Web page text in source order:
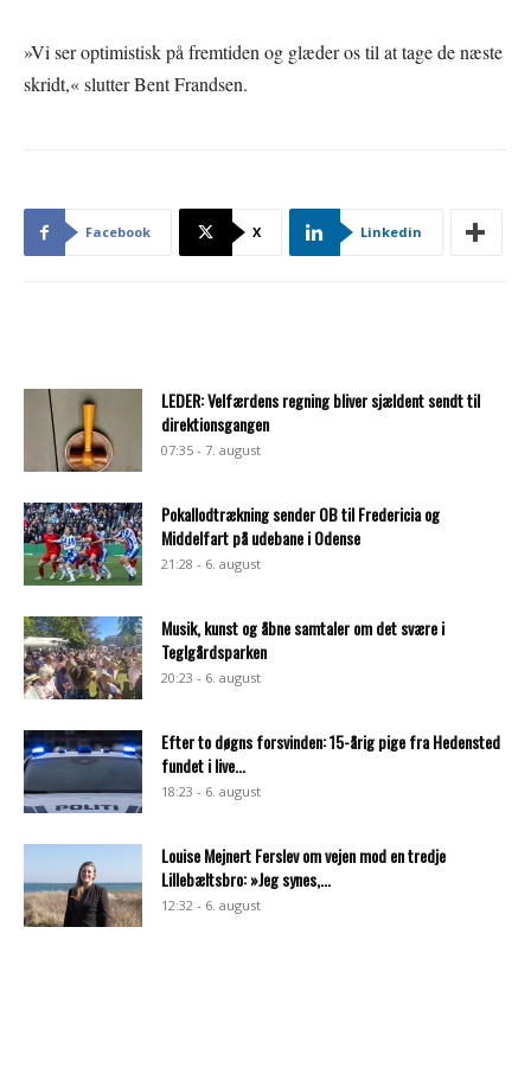
»Vi ser optimistisk på fremtiden og glæder os til at tage de næste
skridt,« slutter Bent Frandsen.
Facebook X Linkedin
LEDER: Velfærdens regning bliver sjældent sendt til
direktionsgangen
07:35 - 7. august
Pokallodtrækning sender OB til Fredericia og
Middelfart på udebane i Odense
21:28 - 6. august
Musik, kunst og åbne samtaler om det svære i
Teglgårdsparken
20:23 - 6. august
Efter to døgns forsvinden: 15-årig pige fra Hedensted
fundet i live...
18:23 - 6. august
Louise Mejnert Ferslev om vejen mod en tredje
Lillebæltsbro: »Jeg synes,...
12:32 - 6. august